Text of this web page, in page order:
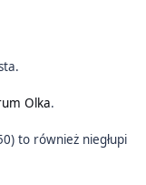
Olka.
to również niegłupi